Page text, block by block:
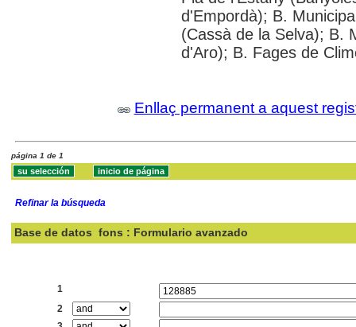
d'Empordà); B.
(Cassà de la Selva); B.
d'Aro); B. Fages de
Enllaç permanent a aquest
página 1 de 1
Refinar la búsqueda
Base de datos fons : Formulario avanzado
1
2